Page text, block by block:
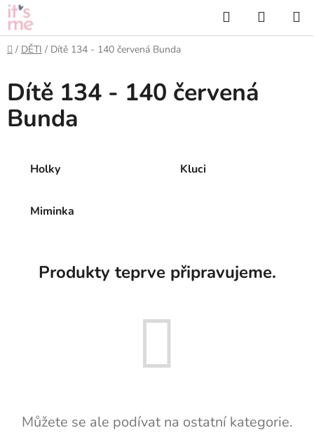
Přejít
na
obsah
Hledat
KOŠÍK
Domů
/ DĚTI / Dítě 134 - 140 červená Bunda
Dítě 134 - 140 červená
Bunda
Holky Kluci
Miminka
Produkty teprve připravujeme.
Můžete se ale podívat na ostatní kategorie.